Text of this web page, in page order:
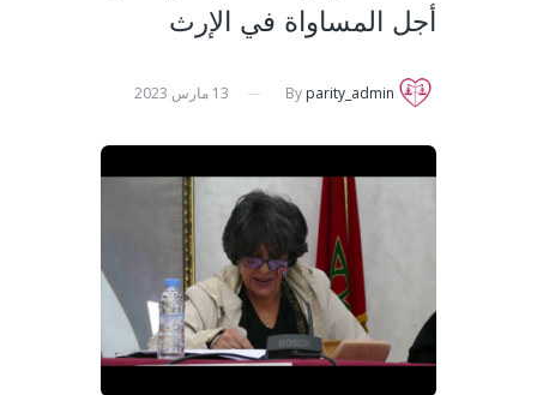
أجل المساواة في الإرث
By parity_admin